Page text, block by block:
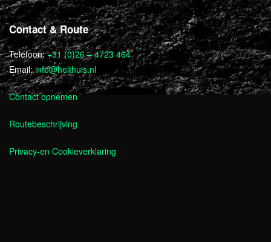
Contact & Route
Telefoon:+31 (0)26 – 4723 464
Email:info@helthuis.nl
Contact opnemen
Routebeschrijving
Privacy-en Cookieverklaring